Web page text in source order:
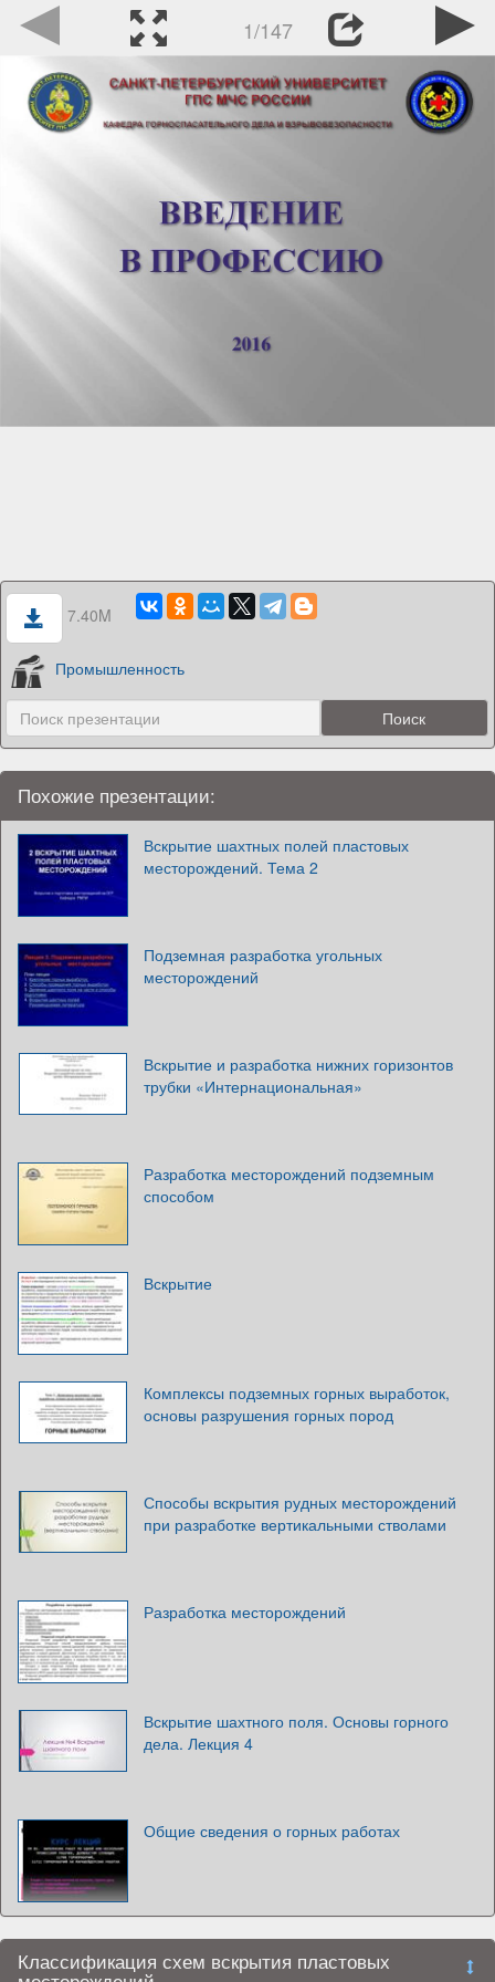
1/147
7.40M
Промышленность
Похожие презентации:
Вскрытие шахтных полей пластовых
месторождений. Тема 2
Подземная разработка угольных
месторождений
Вскрытие и разработка нижних горизонтов
трубки «Интернациональная»
Разработка месторождений подземным
способом
Вскрытие
Комплексы подземных горных выработок,
основы разрушения горных пород
Способы вскрытия рудных месторождений
при разработке вертикальными стволами
Разработка месторождений
Вскрытие шахтного поля. Основы горного
дела. Лекция 4
Общие сведения о горных работах
Классификация схем вскрытия пластовых